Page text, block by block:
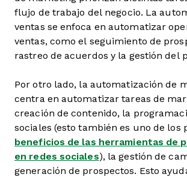
flujo de trabajo del negocio. La
ventas se enfoca en automatizar
ventas, como el seguimiento de
rastreo de acuerdos y la gestión del
Por otro lado, la automatización de
centra en automatizar tareas de
creación de contenido, la
sociales (esto también es uno de los
beneficios de las herramientas de
en redes sociales), la gestión de
generación de prospectos. Esto